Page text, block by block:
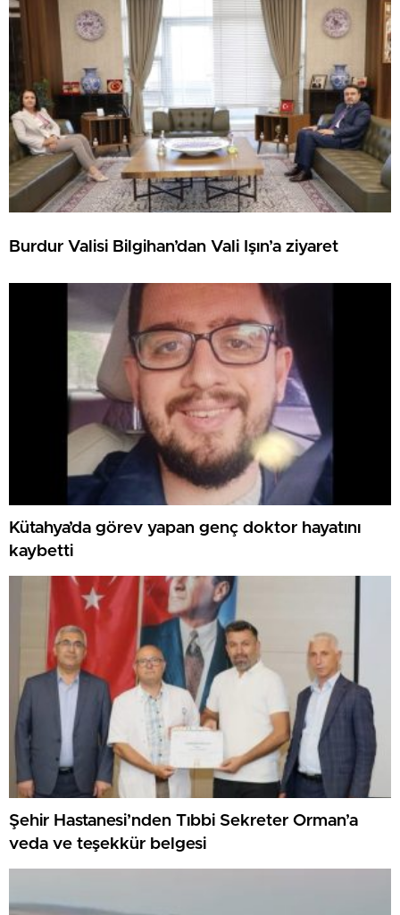
Burdur Valisi Bilgihan’dan Vali Işın’a ziyaret
Kütahya’da görev yapan genç doktor hayatını
kaybetti
Şehir Hastanesi’nden Tıbbi Sekreter Orman’a
veda ve teşekkür belgesi